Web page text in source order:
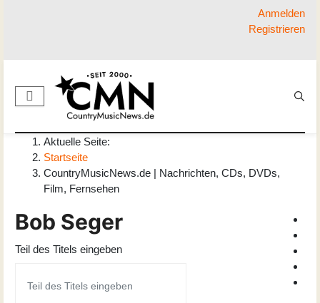
Anmelden
Registrieren
Aktuelle Seite:
Startseite
CountryMusicNews.de | Nachrichten, CDs, DVDs,
Film, Fernsehen
Bob Seger
Teil des Titels eingeben